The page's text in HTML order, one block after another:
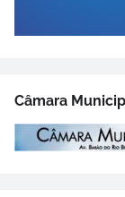
Câmara